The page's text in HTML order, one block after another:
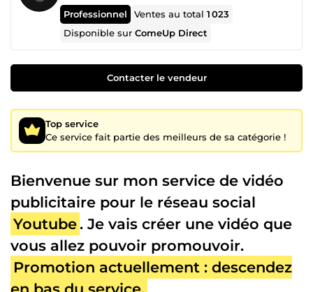
Professionnel Ventes au total1 023
Disponible surComeUp Direct
Contacter le vendeur
Top service
Ce service fait partie des meilleurs de sa catégorie !
Bienvenue sur mon service de vidéo
publicitaire pour le réseau social
Youtube. Je vais créer une vidéo que
vous allez pouvoir promouvoir.
Promotion actuellement : descendez